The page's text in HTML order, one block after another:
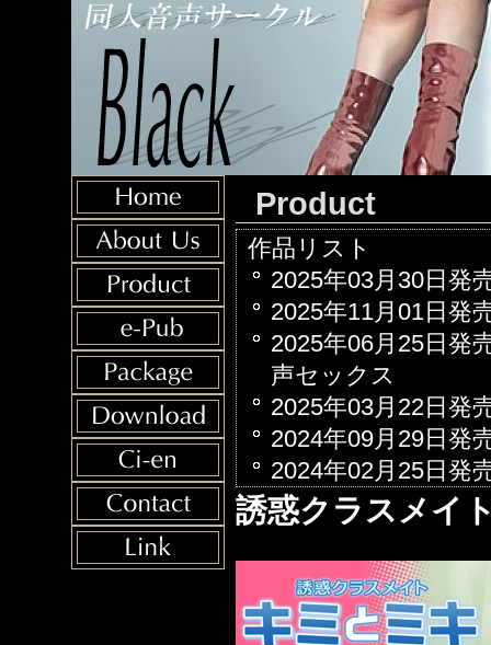
Product
作品リスト
2025年03月30日発
2025年11月01日発
2025年06月25日発
声セックス
2025年03月22日発
2024年09月29日発
2024年02月25日発
2023年06月12日発
～子
さい
2022年08月11日発
懇願脱糞ＳＥＸ～
誘惑クラスメイ